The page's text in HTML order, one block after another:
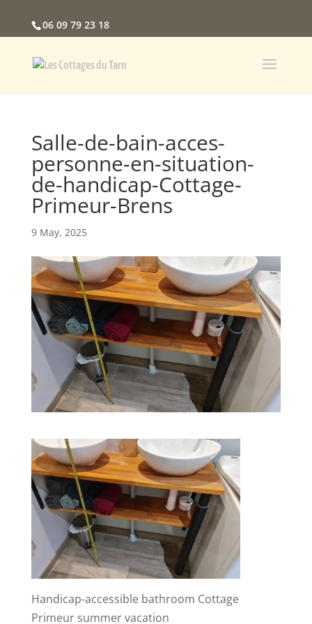
06 09 79 23 18
Salle-de-bain-acces-
personne-en-situation-
de-handicap-Cottage-
Primeur-Brens
9 May, 2025
Handicap-accessible bathroom Cottage
Primeur summer vacation